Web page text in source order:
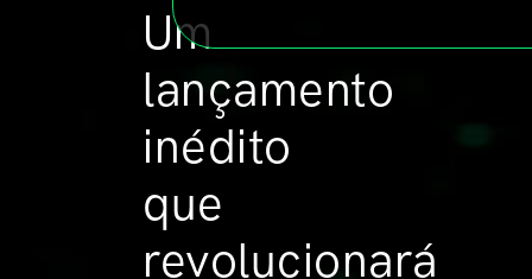
Um
lançamento
inédito
que
revolucionará